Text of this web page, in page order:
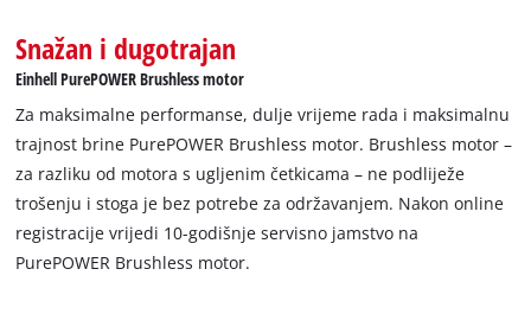
Snažan i dugotrajan
Einhell PurePOWER Brushless motor
Za maksimalne performanse, dulje vrijeme rada i maksimalnu
trajnost brine PurePOWER Brushless motor. Brushless motor –
za razliku od motora s ugljenim četkicama – ne podliježe
trošenju i stoga je bez potrebe za održavanjem. Nakon online
registracije vrijedi 10-godišnje servisno jamstvo na
PurePOWER Brushless motor.